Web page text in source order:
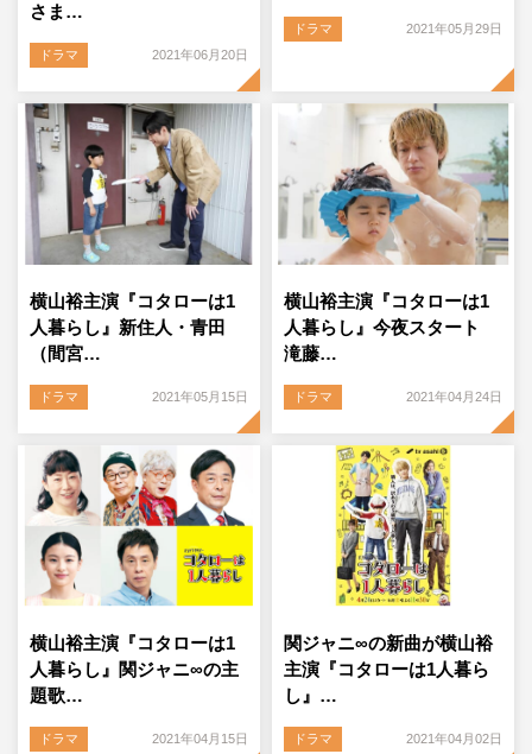
さま…
ドラマ 2021年06月20日
ドラマ 2021年05月29日
横山裕主演『コタローは1
人暮らし』新住人・青田
（間宮…
ドラマ 2021年05月15日
横山裕主演『コタローは1
人暮らし』今夜スタート
滝藤…
ドラマ 2021年04月24日
横山裕主演『コタローは1
人暮らし』関ジャニ∞の主
題歌…
ドラマ 2021年04月15日
関ジャニ∞の新曲が横山裕
主演『コタローは1人暮ら
し』…
ドラマ 2021年04月02日